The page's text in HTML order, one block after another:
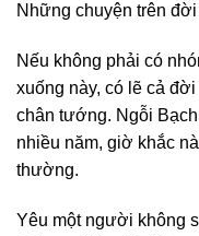
Những chuyện trên
Nếu không phải có
xuống này, có lẽ cả
chân tướng. Ngỗi
nhiều năm, giờ khắc
thường.
Yêu một người không